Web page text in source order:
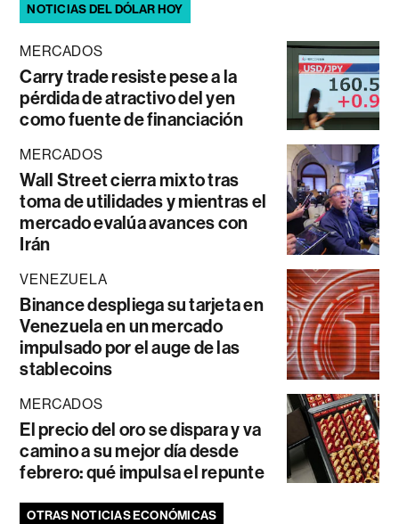
NOTICIAS DEL DÓLAR HOY
MERCADOS
Carry trade resiste pese a la
pérdida de atractivo del yen
como fuente de financiación
MERCADOS
Wall Street cierra mixto tras
toma de utilidades y mientras el
mercado evalúa avances con
Irán
VENEZUELA
Binance despliega su tarjeta en
Venezuela en un mercado
impulsado por el auge de las
stablecoins
MERCADOS
El precio del oro se dispara y va
camino a su mejor día desde
febrero: qué impulsa el repunte
OTRAS NOTICIAS ECONÓMICAS